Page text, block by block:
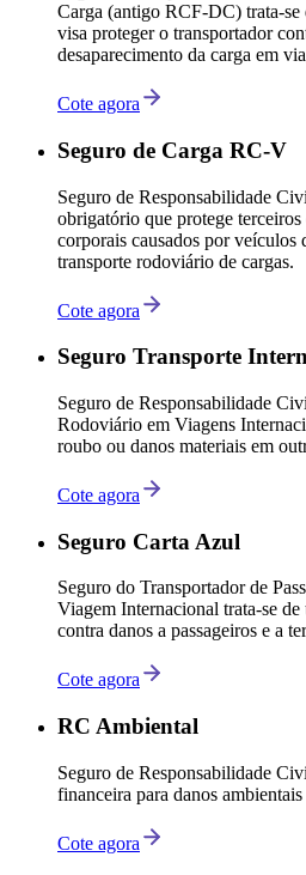
Carga (antigo RCF-DC) trata-
visa proteger o transportador
desaparecimento da carga em
Cote agora
Seguro de Carga RC-V
Seguro de Responsabilidade
obrigatório que protege
corporais causados por veículos
transporte rodoviário de cargas.
Cote agora
Seguro Transporte
Seguro de Responsabilidade
Rodoviário em Viagens
roubo ou danos materiais em
Cote agora
Seguro Carta Azul
Seguro do Transportador de
Viagem Internacional trata-se
contra danos a passageiros e a
Cote agora
RC Ambiental
Seguro de Responsabilidade
financeira para danos
Cote agora